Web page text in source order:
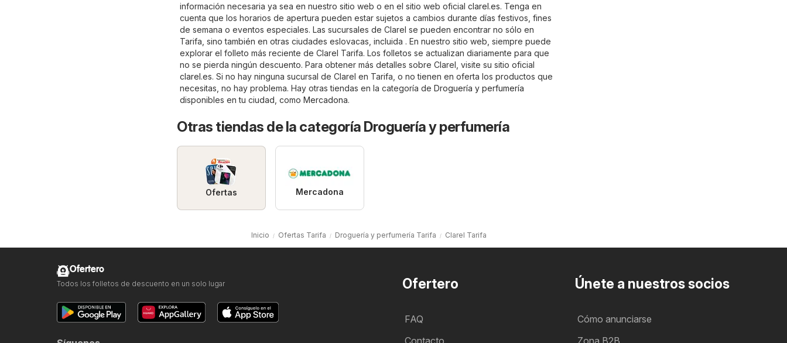
información necesaria ya sea en nuestro sitio web o en el sitio web oficial clarel.es. Tenga en
cuenta que los horarios de apertura pueden estar sujetos a cambios durante días festivos, fines
de semana o eventos especiales. Las sucursales de Clarel se pueden encontrar no sólo en
Tarifa, sino también en otras ciudades eslovacas, incluida . En nuestro sitio web, siempre puede
explorar el folleto más reciente de Clarel Tarifa. Los folletos se actualizan diariamente para que
no se pierda ningún descuento. Para obtener más detalles sobre Clarel, visite su sitio oficial
clarel.es. Si no hay ninguna sucursal de Clarel en Tarifa, o no tienen en oferta los productos que
necesitas, no hay problema. Hay otras tiendas en la categoría de Droguería y perfumería
disponibles en tu ciudad, como Mercadona.
Otras tiendas de la categoría Droguería y perfumería
Ofertas Mercadona
Inicio Ofertas Tarifa Droguería y perfumería Tarifa Clarel Tarifa
Ofertero
FAQ
Contacto
Únete a nuestros socios
Cómo anunciarse
Zona B2B
Ofertero
Todos los folletos de descuento en un solo lugar